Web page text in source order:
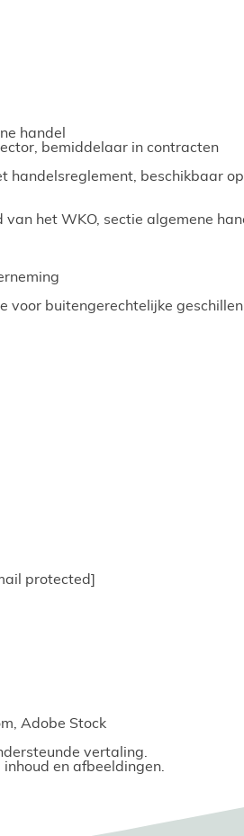
handel
bemiddelaar in contracten
handelsreglement, beschikbaar op
het WKO, sectie algemene
buitengerechtelijke
protected]
Adobe Stock
vertaling.
en afbeeldingen.